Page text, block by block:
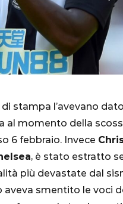
stampa l’avevano
al momento della
6 febbraio. Invece
, è stato estratto
più devastate dal
aveva smentito le voci